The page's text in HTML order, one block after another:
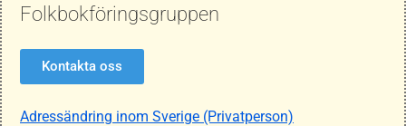
Folkbokföringsgruppen
Kontakta oss
Adressändring inom Sverige (Privatperson)